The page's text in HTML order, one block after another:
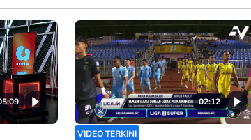
02:12
VIDEO TERKINI